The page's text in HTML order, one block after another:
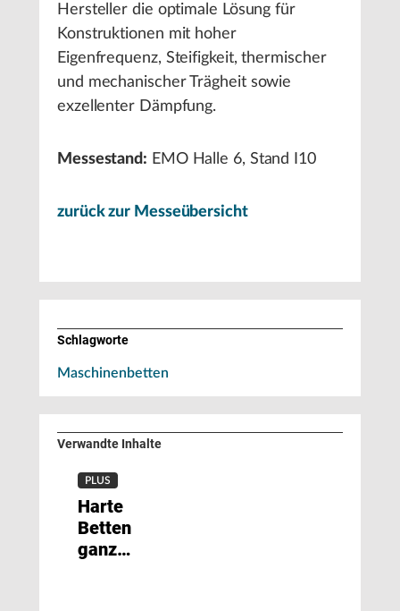
Hersteller die optimale Lösung für
Konstruktionen mit hoher
Eigenfrequenz, Steifigkeit, thermischer
und mechanischer Trägheit sowie
exzellenter Dämpfung.
Messestand: EMO Halle 6, Stand I10
zurück zur Messeübersicht
Schlagworte
Maschinenbetten
Verwandte Inhalte
PLUS
Harte
Betten
ganz